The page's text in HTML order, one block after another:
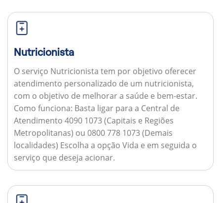
Nutricionista
O serviço Nutricionista tem por objetivo oferecer
atendimento personalizado de um nutricionista,
com o objetivo de melhorar a saúde e bem-estar.
Como funciona: Basta ligar para a Central de
Atendimento 4090 1073 (Capitais e Regiões
Metropolitanas) ou 0800 778 1073 (Demais
localidades) Escolha a opção Vida e em seguida o
serviço que deseja acionar.